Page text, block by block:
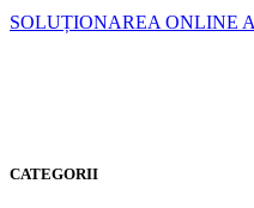
SOLUȚIONAREA ONLINE
CATEGORII